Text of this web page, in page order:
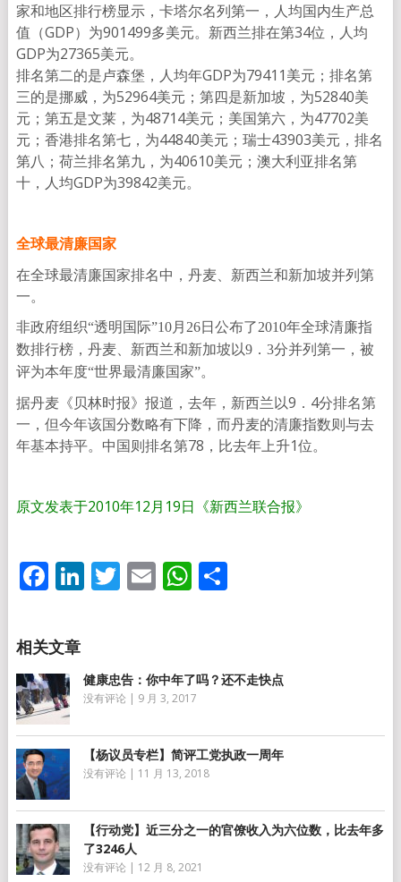
家和地区排行榜显示，卡塔尔名列第一，人均国内生产总
值（GDP）为901499多美元。新西兰排在第34位，人均
GDP为27365美元。
排名第二的是卢森堡，人均年GDP为79411美元；排名第
三的是挪威，为52964美元；第四是新加坡，为52840美
元；第五是文莱，为48714美元；美国第六，为47702美
元；香港排名第七，为44840美元；瑞士43903美元，排名
第八；荷兰排名第九，为40610美元；澳大利亚排名第
十，人均GDP为39842美元。
全球最清廉国家
在全球最清廉国家排名中，丹麦、新西兰和新加坡并列第
一。
非政府组织“透明国际”10月26日公布了2010年全球清廉指
数排行榜，丹麦、新西兰和新加坡以9．3分并列第一，被
评为本年度“世界最清廉国家”。
据丹麦《贝林时报》报道，去年，新西兰以9．4分排名第
一，但今年该国分数略有下降，而丹麦的清廉指数则与去
年基本持平。中国则排名第78，比去年上升1位。
原文发表于2010年12月19日《新西兰联合报》
Facebook
LinkedIn
Twitter
EmailWhatsApp
分
健康忠告：你中年了吗？还不走快点
没有评论 | 9 月 3, 2017
【杨议员专栏】简评工党执政一周年
没有评论 | 11 月 13, 2018
【行动党】近三分之一的官僚收入为六位数，比去年多
了3246人
没有评论 | 12 月 8, 2021